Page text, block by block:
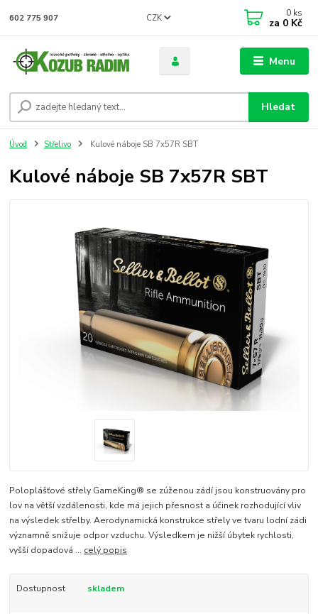
Menu
CZK
Hledat
602 775 907 0 ks
za 0 Kč
Úvod Střelivo Kulové náboje SB 7x57R SBT
Kulové náboje SB 7x57R SBT
Poloplášťové střely GameKing® se zúženou zádí jsou konstruovány pro
lov na větší vzdálenosti, kde má jejich přesnost a účinek rozhodující vliv
na výsledek střelby. Aerodynamická konstrukce střely ve tvaru lodní zádi
významně snižuje odpor vzduchu. Výsledkem je nižší úbytek rychlosti,
vyšší dopadová ... celý popis
Dostupnost skladem